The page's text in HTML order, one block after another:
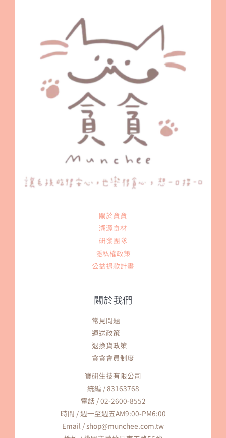
關於貪貪
溯源食材
研發團隊
隱私權政策
公益捐款計畫
關於我們
常見問題
運送政策
退換貨政策
貪貪會員制度
寶研生技有限公司
統編 / 83163768
電話 / 02-2600-8552
時間 / 週一至週五AM9:00-PM6:00
Email / shop@munchee.com.tw